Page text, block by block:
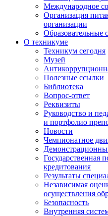
Международное
Организация
организации
Образовательные
О техникуме
Техникум сегодня
Музей
Полезные ссылки
Библиотека
Вопрос-ответ
Реквизиты
Руководство и
и портфолио
Новости
Чемпионатное
Государственная
кредитования
Результаты
Независимая
осуществления
Безопасность
Внутренняя